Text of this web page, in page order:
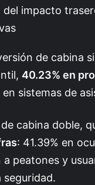
impacto
de cabina
40.23% en
en sistemas de
cabina doble,
: 41.39% en
peatones y
seguridad.